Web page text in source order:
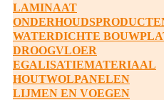
LAMINAAT
WATERDICHTE
DROOGVLOER
EGALISATIEMATERIAAL
HOUTWOLPANELEN
LIJMEN EN VOEGEN